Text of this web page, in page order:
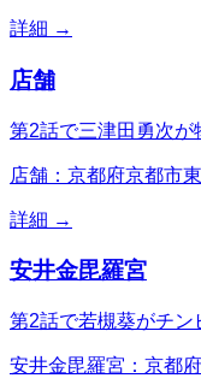
詳細 →
店舗
第2話で三津田勇次が
店舗：京都府京都市
詳細 →
安井金毘羅宮
第2話で若槻葵がチン
安井金毘羅宮：京都